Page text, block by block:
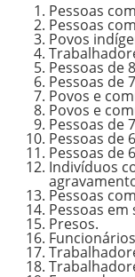
Pessoas
Pessoas
Povos
Pessoas de
Pessoas de
Povos e
Povos e
Pessoas de
Pessoas de
Pessoas de
Indivíduos
Pessoas
Pessoas
Presos.